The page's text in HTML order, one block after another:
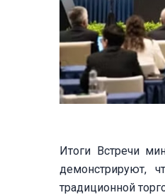
Итоги Встречи
демонстрируют,
традиционной